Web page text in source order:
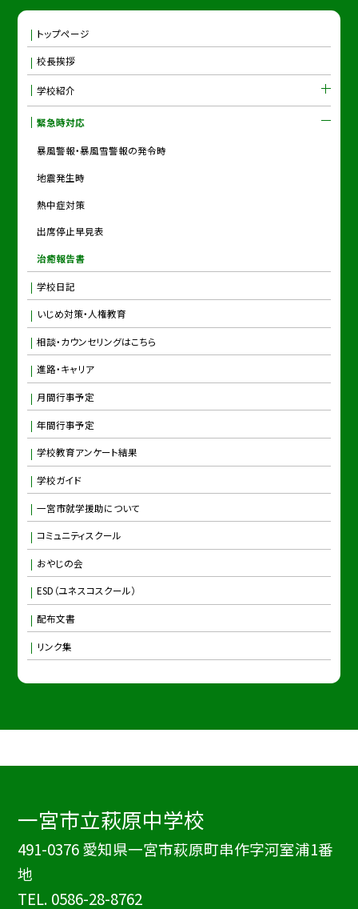
トップページ
校長挨拶
学校紹介
緊急時対応
暴風警報・暴風雪警報の発令時
地震発生時
熱中症対策
出席停止早見表
治癒報告書
学校日記
いじめ対策・人権教育
相談・カウンセリングはこちら
進路・キャリア
月間行事予定
年間行事予定
学校教育アンケート結果
学校ガイド
一宮市就学援助について
コミュニティスクール
おやじの会
ESD（ユネスコスクール）
配布文書
リンク集
一宮市立萩原中学校
491-0376 愛知県一宮市萩原町串作字河室浦1番
地
TEL. 0586-28-8762